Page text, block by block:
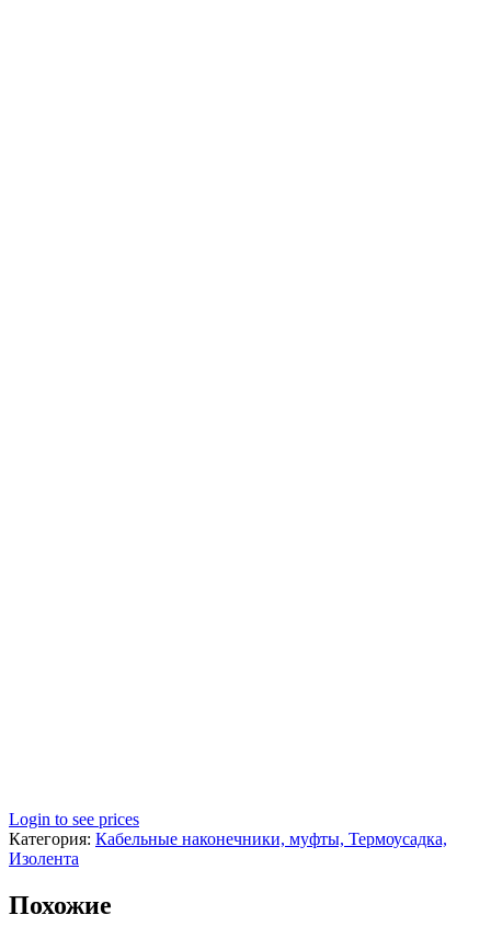
Login to see prices
Категория: Кабельные наконечники, муфты, Термоусадка,
Изолента
Похожие